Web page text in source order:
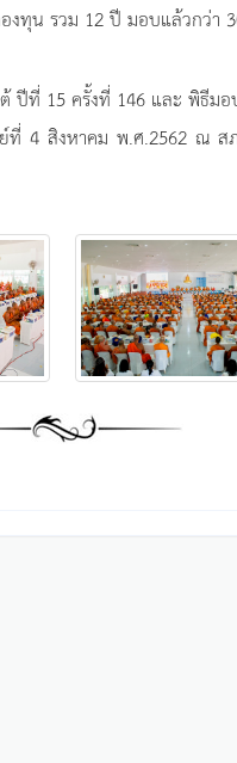
ทุน รวม 12 ปี มอบแล้วกว่า
ปีที่ 15 ครั้งที่ 146 และ พิธีม
4 สิงหาคม พ.ศ.2562 ณ ส